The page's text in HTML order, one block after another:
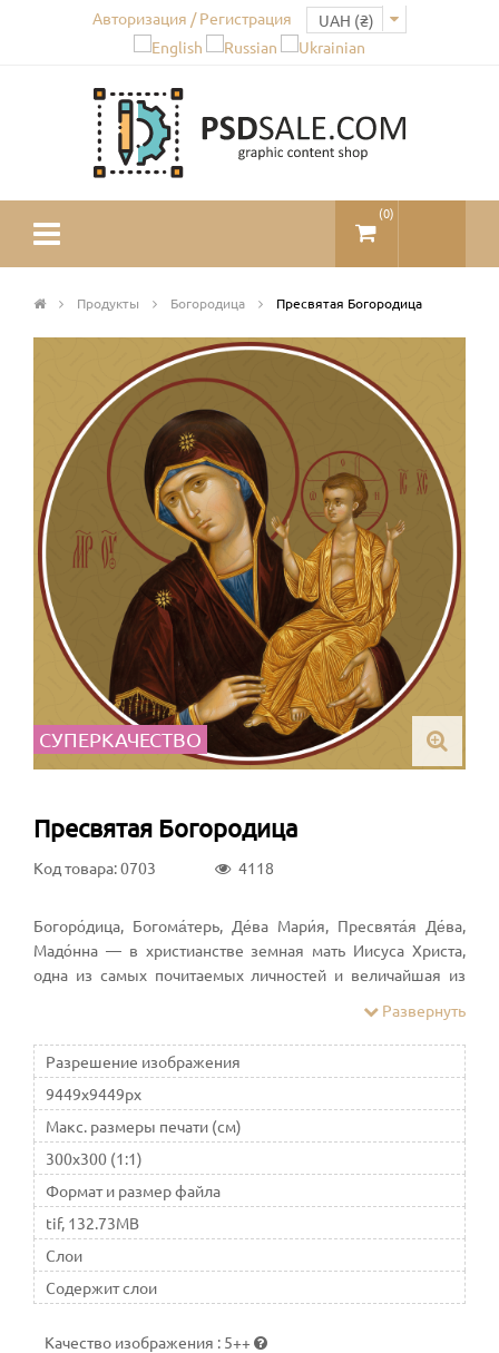
Авторизация / Регистрация
(0)
Продукты Богородица Пресвятая Богородица
СУПЕРКАЧЕСТВО
Пресвятая Богородица
Код товара: 0703 4118
Богоро́дица, Богома́терь, Де́ва Мари́я, Пресвята́я Де́ва,
Мадо́нна — в христианстве земная мать Иисуса Христа,
одна из самых почитаемых личностей и величайшая из
других почитается как Богоро́дица, Царица Небесная
Развернуть
Разрешение изображения
9449x9449px
Макс. размеры печати (см)
300x300 (1:1)
Формат и размер файла
tif, 132.73MB
Слои
Содержит слои
Качество изображения : 5++